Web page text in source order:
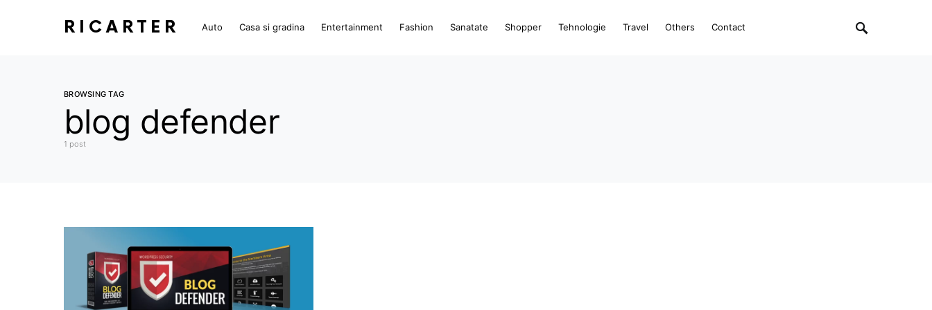
RICARTER Auto Casa si gradina Entertainment Fashion Sanatate Shopper Tehnologie Travel Others Contact
BROWSING TAG
blog defender
1 post